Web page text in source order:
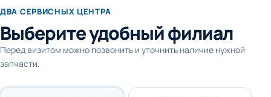
ДВА СЕРВИСНЫХ ЦЕНТРА
Выберите удобный филиал
Перед визитом можно позвонить и уточнить наличие нужной
запчасти.